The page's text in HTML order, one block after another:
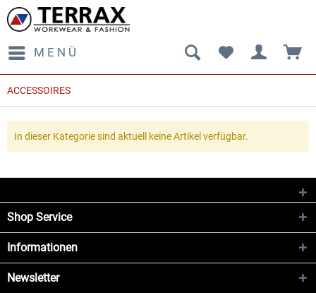
MENÜ
ACCESSOIRES
In dieser Kategorie sind aktuell keine Artikel verfügbar.
Shop Service
Informationen
Newsletter